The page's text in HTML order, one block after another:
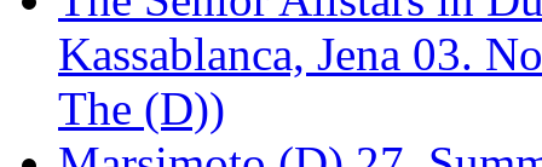
Kassablanca, Jena 03.
The (D))